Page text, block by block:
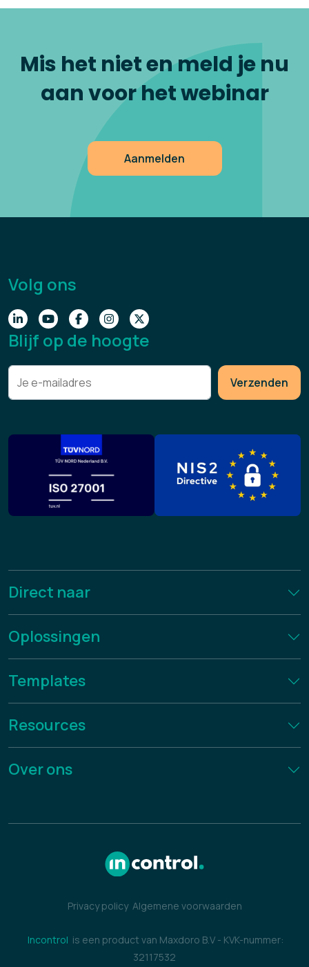
Mis het niet en meld je nu
aan voor het webinar
Aanmelden
Volg ons
Blijf op de hoogte
Verzenden
Direct naar
Oplossingen
Templates
Resources
Over ons
Privacy policy Algemene voorwaarden
Incontrol is een product van Maxdoro B.V - KVK-nummer:
32117532